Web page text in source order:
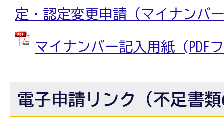
定・認定変更申請（マイナンバ
マイナンバー記入用紙 (PDF
電子申請リンク（不足書